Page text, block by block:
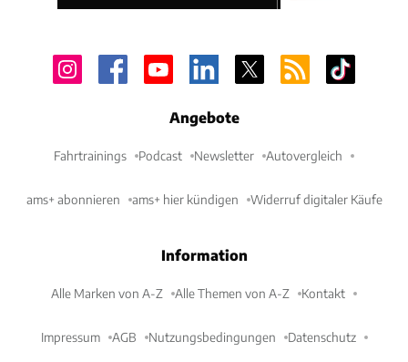
Angebote
Fahrtrainings Podcast Newsletter Autovergleich
ams+ abonnieren ams+ hier kündigen Widerruf digitaler Käufe
Information
Alle Marken von A-Z Alle Themen von A-Z Kontakt
Impressum AGB Nutzungsbedingungen Datenschutz